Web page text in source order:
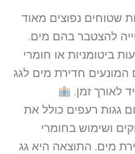
שטוחים נפוצים מאוד
להצטבר בהם מים.
ביטומניות או חומרי
המונעים חדירת מים לגג
לאורך זמן.
גגות רעפים כולל את
ושימוש בחומרי
מים. התוצאה היא גג